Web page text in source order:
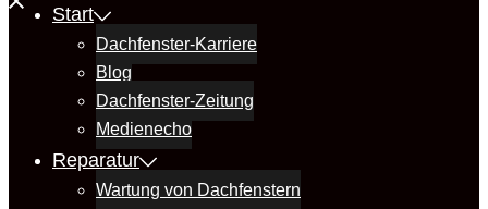
Start
Dachfenster-Karriere
Blog
Dachfenster-Zeitung
Medienecho
Reparatur
Wartung von Dachfenstern